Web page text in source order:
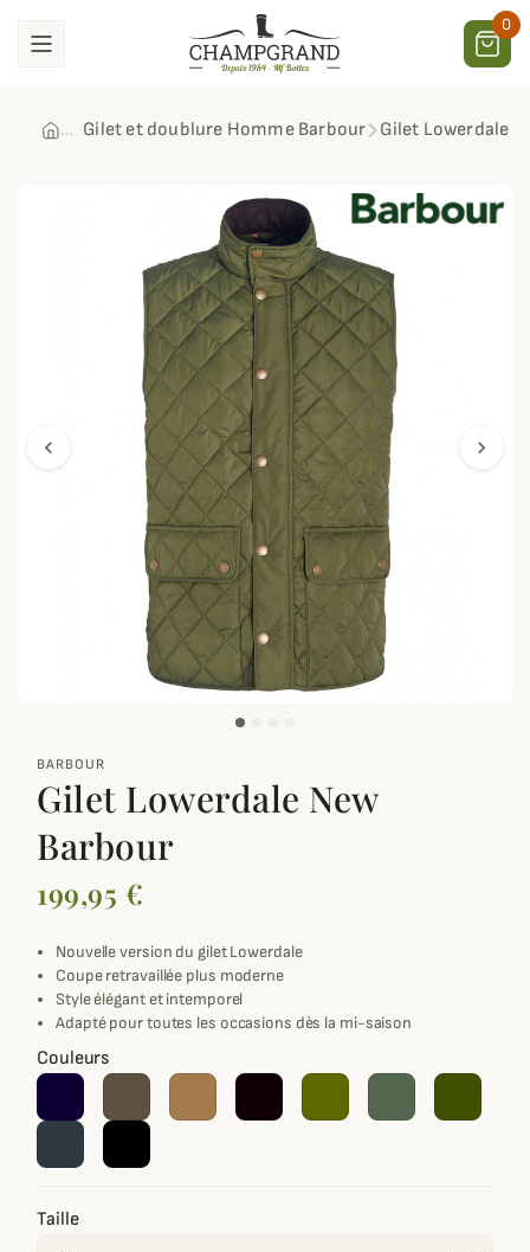
0
Gilet et doublure Homme Barbour Gilet Lowerdale
chevron_left chevron_right
BARBOUR
Gilet Lowerdale New
Barbour
199,95 €
Nouvelle version du gilet Lowerdale
Coupe retravaillée plus moderne
Style élégant et intemporel
Adapté pour toutes les occasions dès la mi-saison
Couleurs
Taille